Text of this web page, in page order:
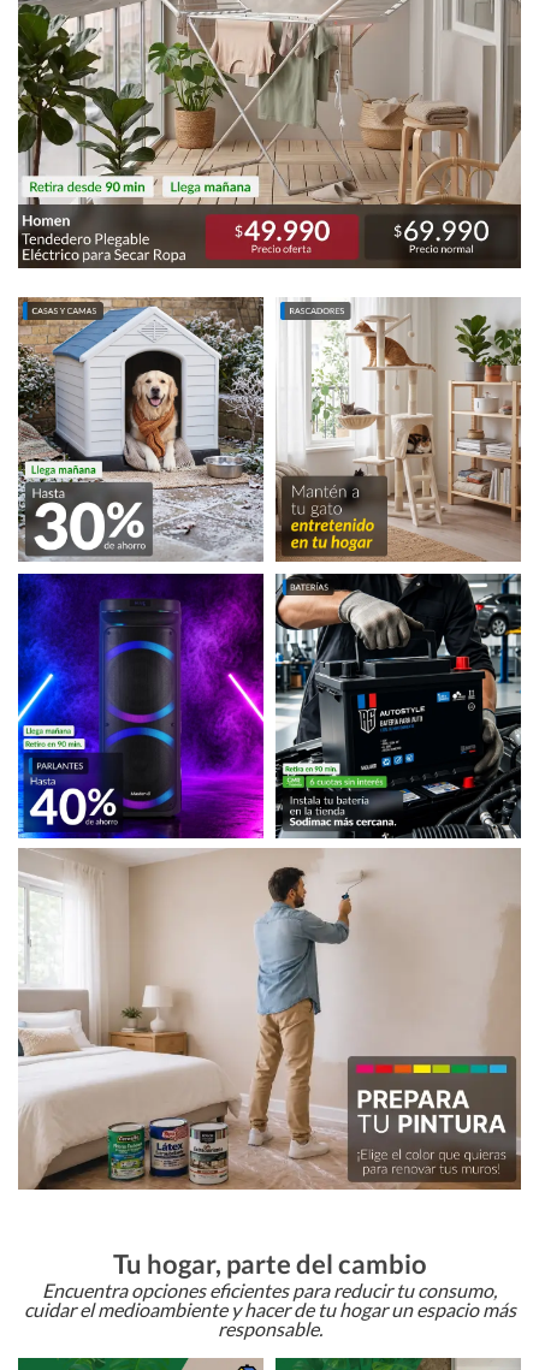
Tu hogar, parte del cambio
Encuentra opciones eficientes para reducir tu consumo,
cuidar el medioambiente y hacer de tu hogar un espacio más
responsable.